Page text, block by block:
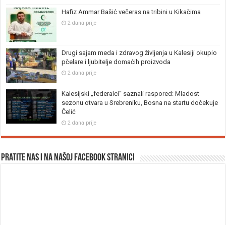
Hafiz Ammar Bašić večeras na tribini u Kikačima
2 dana prije
Drugi sajam meda i zdravog življenja u Kalesiji okupio
pčelare i ljubitelje domaćih proizvoda
2 dana prije
Kalesijski „federalci“ saznali raspored: Mladost
sezonu otvara u Srebreniku, Bosna na startu dočekuje
Čelić
2 dana prije
Pratite nas i na našoj facebook stranici